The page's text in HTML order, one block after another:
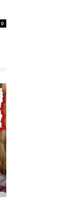
0